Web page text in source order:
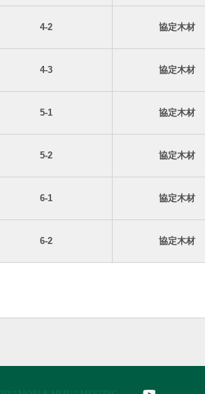
4-2 協定木材
4-3 協定木材
5-1 協定木材
5-2 協定木材
6-1 協定木材
6-2 協定木材